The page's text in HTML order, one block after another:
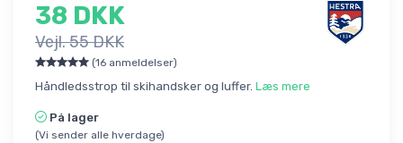
38 DKK
Vejl. 55 DKK
(16 anmeldelser)
Håndledsstrop til skihandsker og luffer. Læs mere
På lager
(Vi sender alle hverdage)